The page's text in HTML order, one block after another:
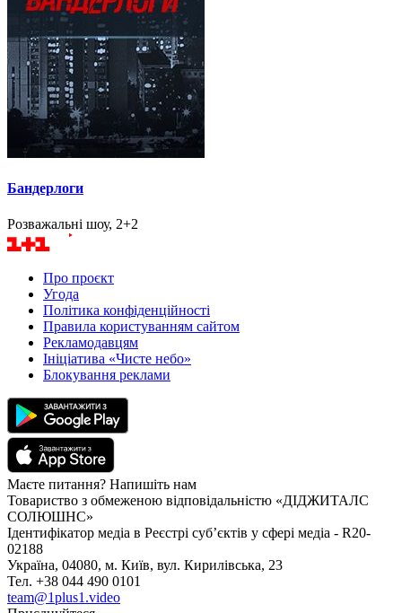
Бандерлоги
Розважальні шоу, 2+2
Про проєкт
Угода
Політика конфіденційності
Правила користуванням сайтом
Рекламодавцям
Ініціатива «Чисте небо»
Блокування реклами
Маєте питання? Напишіть нам
Товариство з обмеженою відповідальністю «ДІДЖИТАЛС
СОЛЮШНС»
Ідентифікатор медіа в Реєстрі суб’єктів у сфері медіа - R20-
02188
Україна, 04080, м. Київ, вул. Кирилівська, 23
Тел. +38 044 490 0101
team@1plus1.video